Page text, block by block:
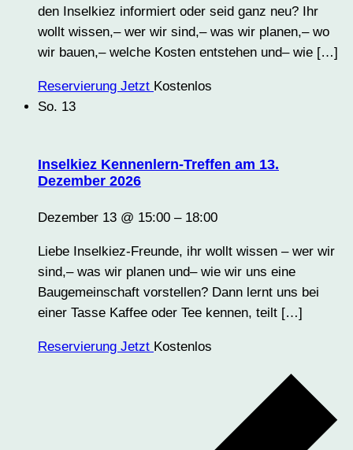
den Inselkiez informiert oder seid ganz neu? Ihr
wollt wissen,– wer wir sind,– was wir planen,– wo
wir bauen,– welche Kosten entstehen und– wie […]
Reservierung Jetzt Kostenlos
So. 13
Inselkiez Kennenlern-Treffen am 13.
Dezember 2026
Dezember 13 @ 15:00 – 18:00
Liebe Inselkiez-Freunde, ihr wollt wissen – wer wir
sind,– was wir planen und– wie wir uns eine
Baugemeinschaft vorstellen? Dann lernt uns bei
einer Tasse Kaffee oder Tee kennen, teilt […]
Reservierung Jetzt Kostenlos